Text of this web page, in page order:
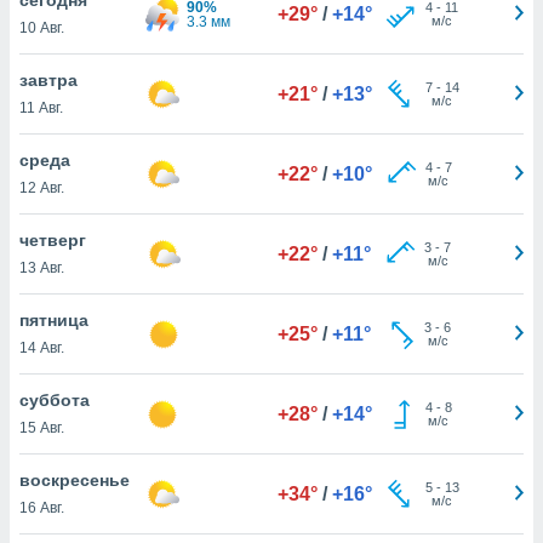
действия
на веб-
основе.
нашей
cookie
в
ВЫ
10 Авг.
90%
3.3 мм
+29° / +14° 4- 11
м/с
завтра
11 Авг.
+21° / +13° 7- 14
м/с
среда
12 Авг.
+22° / +10° 4- 7
м/с
четверг
13 Авг.
+22° / +11° 3 -7
м/с
пятница
14 Авг.
+25° / +11° 3 -6
м/с
суббота
15 Авг.
+28° / +14° 4- 8
м/с
воскресенье
16 Авг.
+34° / +16° 5- 13
м/с